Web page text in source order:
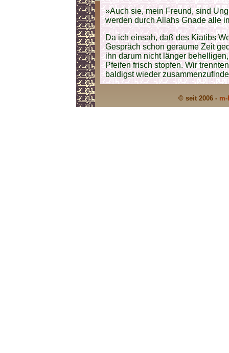
»Auch sie, mein Freund, sind
werden durch Allahs Gnade alle
Da ich einsah, daß des Kiatibs
Gespräch schon geraume Zeit
ihn darum nicht länger
Pfeifen frisch stopfen. Wir
baldigst wieder
© seit 2006 -